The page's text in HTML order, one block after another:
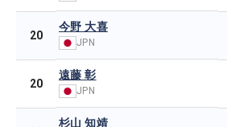
20
今野 大喜
JPN
20
遠藤 彰
JPN
杉山 知靖